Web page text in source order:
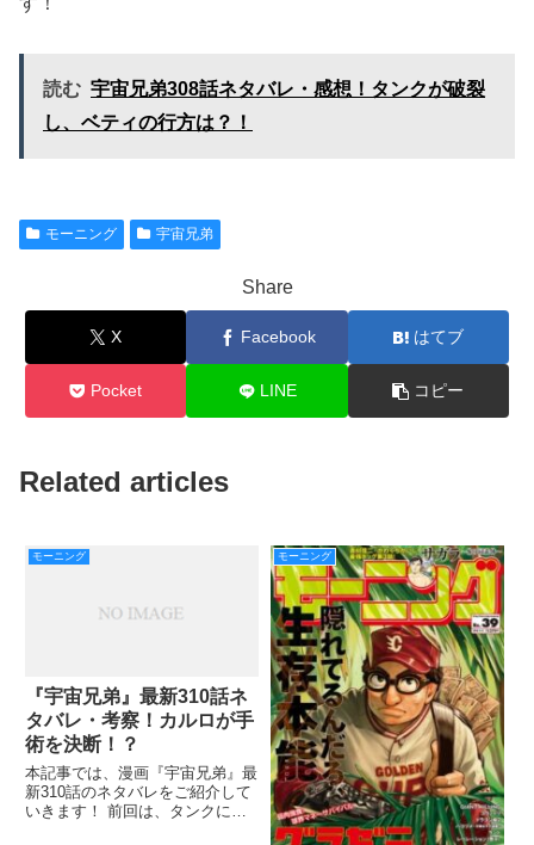
読む 宇宙兄弟308話ネタバレ・感想！タンクが破裂
し、ベティの行方は？！
モーニング 宇宙兄弟
Share
X Facebook はてブ
Pocket LINE コピー
Related articles
モーニング
『宇宙兄弟』最新310話ネ
タバレ・考察！カルロが手
術を決断！？
本記事では、漫画『宇宙兄弟』最
新310話のネタバレをご紹介して
いきます！ 前回は、タンクに近
モーニング